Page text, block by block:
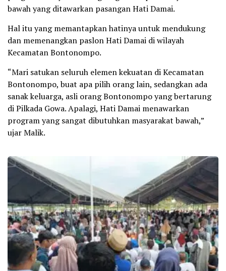
bawah yang ditawarkan pasangan Hati Damai.
Hal itu yang memantapkan hatinya untuk mendukung
dan memenangkan paslon Hati Damai di wilayah
Kecamatan Bontonompo.
“Mari satukan seluruh elemen kekuatan di Kecamatan
Bontonompo, buat apa pilih orang lain, sedangkan ada
sanak keluarga, asli orang Bontonompo yang bertarung
di Pilkada Gowa. Apalagi, Hati Damai menawarkan
program yang sangat dibutuhkan masyarakat bawah,”
ujar Malik.